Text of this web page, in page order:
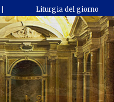
Liturgia del giorno